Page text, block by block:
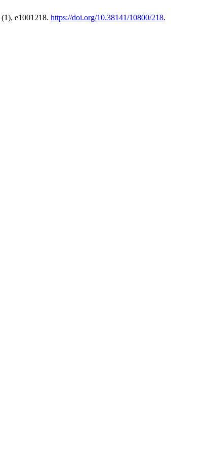
(1), e1001218. https://doi.org/10.38141/10800/218.